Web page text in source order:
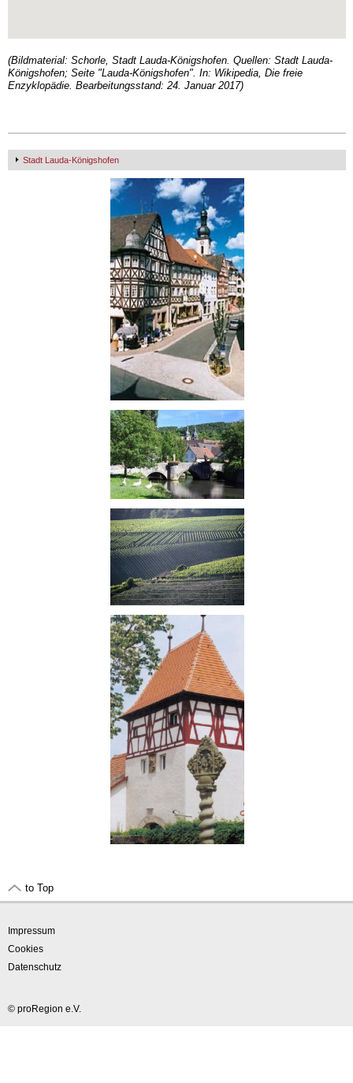
(Bildmaterial: Schorle, Stadt Lauda-Königshofen. Quellen: Stadt Lauda-
Königshofen; Seite "Lauda-Königshofen". In: Wikipedia, Die freie
Enzyklopädie. Bearbeitungsstand: 24. Januar 2017)
Stadt Lauda-Königshofen
to Top
Impressum
Cookies
Datenschutz
© proRegion e.V.